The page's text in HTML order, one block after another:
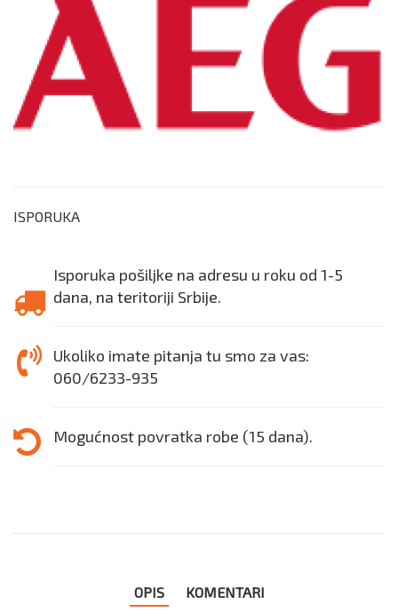
ISPORUKA
Isporuka pošiljke na adresu u roku od 1-5
dana, na teritoriji Srbije.
Ukoliko imate pitanja tu smo za vas:
060/6233-935
Mogućnost povratka robe (15 dana).
OPIS KOMENTARI